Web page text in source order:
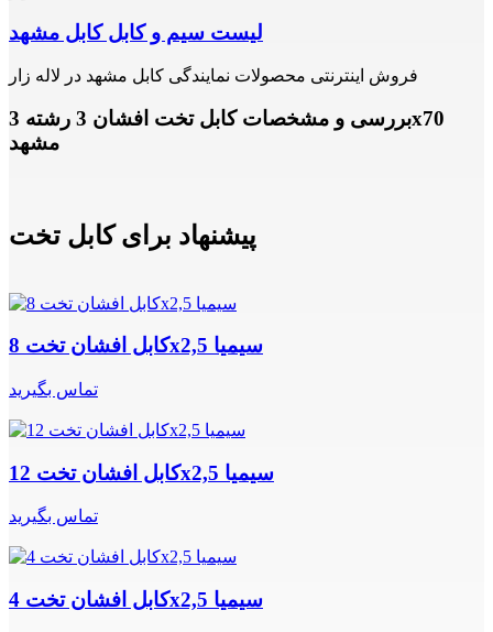
لیست سیم و کابل کابل مشهد
فروش اینترنتی محصولات نمایندگی کابل مشهد در لاله زار
بررسی و مشخصات کابل تخت افشان 3 رشته 3x70
مشهد
پیشنهاد برای کابل تخت
کابل افشان تخت 8x2,5 سیمیا
تماس بگیرید
کابل افشان تخت 12x2,5 سیمیا
تماس بگیرید
کابل افشان تخت 4x2,5 سیمیا